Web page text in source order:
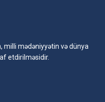
milli mədəniyyətin və dünya
etdirilməsidir.